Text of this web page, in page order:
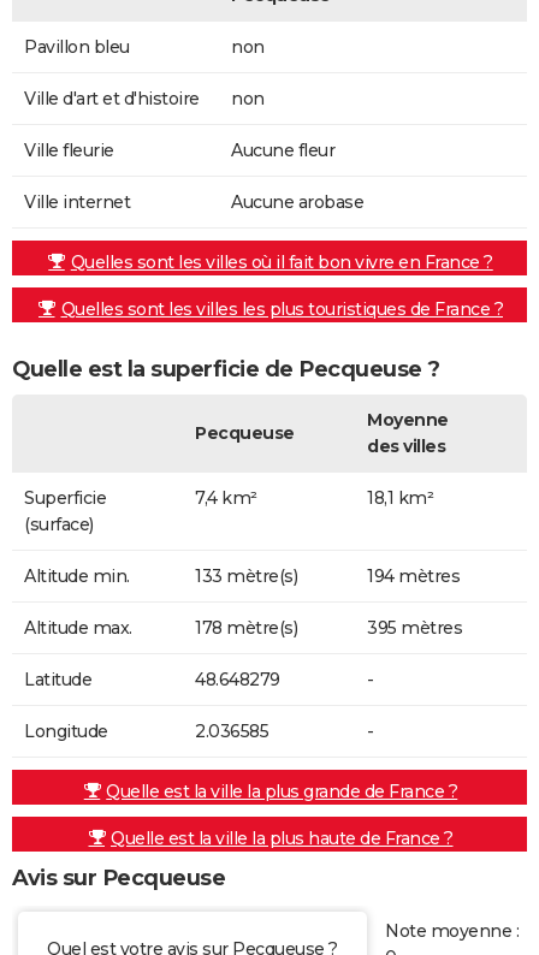
Pavillon bleu non
Ville d'art et d'histoire non
Ville fleurie Aucune fleur
Ville internet Aucune arobase
Quelles sont les villes où il fait bon vivre en France ?
Quelles sont les villes les plus touristiques de France ?
Quelle est la superficie de Pecqueuse ?
Pecqueuse
Moyenne
des villes
Superficie
(surface)
7,4 km² 18,1 km²
Altitude min. 133 mètre(s) 194 mètres
Altitude max. 178 mètre(s) 395 mètres
Latitude 48.648279 -
Longitude 2.036585 -
Quelle est la ville la plus grande de France ?
Quelle est la ville la plus haute de France ?
Avis sur Pecqueuse
Quel est votre avis sur Pecqueuse ?
Note moyenne :